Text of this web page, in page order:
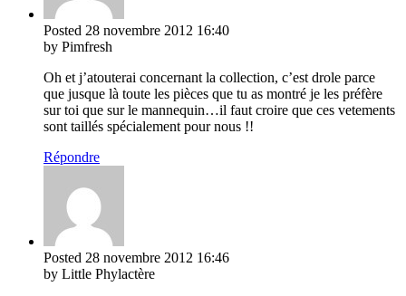
Posted 28 novembre 2012 16:40
by Pimfresh
Oh et j’atouterai concernant la collection, c’est drole parce
que jusque là toute les pièces que tu as montré je les préfère
sur toi que sur le mannequin…il faut croire que ces vetements
sont taillés spécialement pour nous !!
Répondre
Posted 28 novembre 2012 16:46
by Little Phylactère